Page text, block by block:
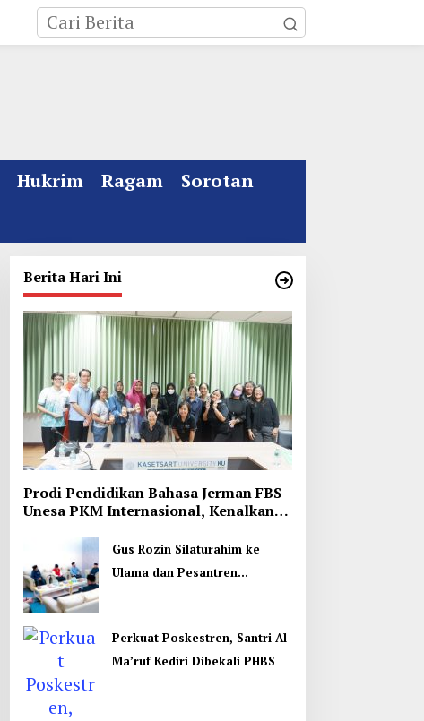
Hukrim Ragam
Sorotan
Berita Hari Ini
Prodi Pendidikan Bahasa Jerman FBS
Unesa PKM Internasional, Kenalkan
Gus Rozin Silaturahim ke
Ulama dan Pesantren
Perkuat Poskestren, Santri Al
Ma’ruf Kediri Dibekali PHBS